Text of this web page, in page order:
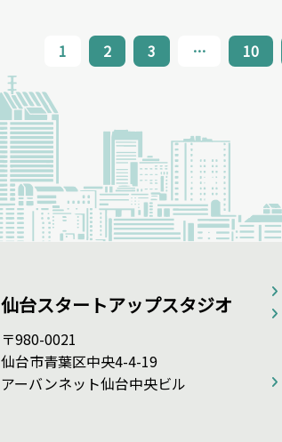
1 2 3 … 10
仙台スタートアップスタジオ
〒980-0021
仙台市青葉区中央4-4-19
アーバンネット仙台中央ビル